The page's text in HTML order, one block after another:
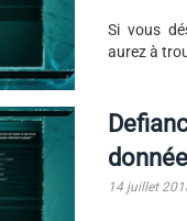
Si vous
aurez à
14 juillet